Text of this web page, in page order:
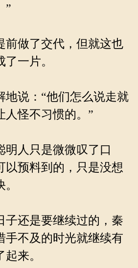
”
做了交代，但就这也
一片。
说：“他们怎么说走就
人怪不习惯的。”
人只是微微叹了口
以预料到的，只是没想
还是要继续过的，秦
手不及的时光就继续有
来。